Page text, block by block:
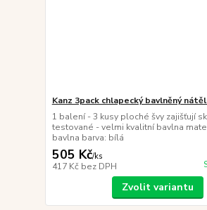
Kanz 3pack chlapecký bavlněný
1 balení - 3 kusy ploché švy zajišťují
testované - velmi kvalitní bavlna
bavlna barva: bílá
505 Kč/ks
417 Kč bez DPH
Zvolit variantu